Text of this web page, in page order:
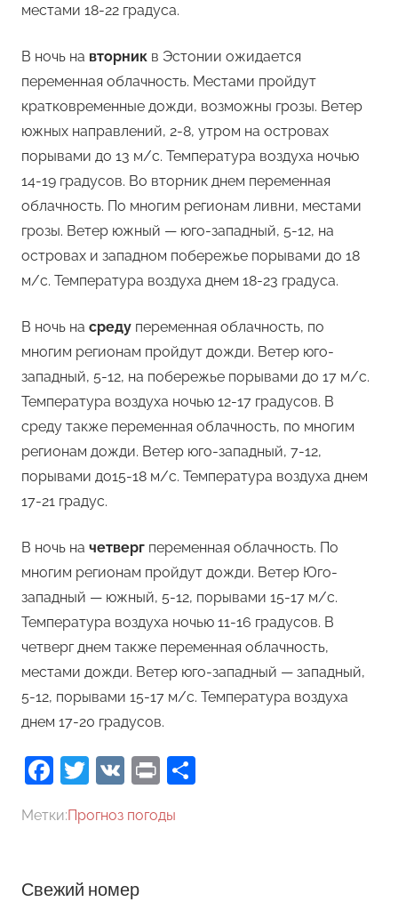
местами 18-22 градуса.
В ночь на вторник в Эстонии ожидается
переменная облачность. Местами пройдут
кратковременные дожди, возможны грозы. Ветер
южных направлений, 2-8, утром на островах
порывами до 13 м/с. Температура воздуха ночью
14-19 градусов. Во вторник днем переменная
облачность. По многим регионам ливни, местами
грозы. Ветер южный — юго-западный, 5-12, на
островах и западном побережье порывами до 18
м/с. Температура воздуха днем 18-23 градуса.
В ночь на среду переменная облачность, по
многим регионам пройдут дожди. Ветер юго-
западный, 5-12, на побережье порывами до 17 м/с.
Температура воздуха ночью 12-17 градусов. В
среду также переменная облачность, по многим
регионам дожди. Ветер юго-западный, 7-12,
порывами до15-18 м/с. Температура воздуха днем
17-21 градус.
В ночь на четверг переменная облачность. По
многим регионам пройдут дожди. Ветер Юго-
западный — южный, 5-12, порывами 15-17 м/с.
Температура воздуха ночью 11-16 градусов. В
четверг днем также переменная облачность,
местами дожди. Ветер юго-западный — западный,
5-12, порывами 15-17 м/с. Температура воздуха
днем 17-20 градусов.
Facebook
Twitter
VK Print
Метки:Прогноз погоды
Свежий номер